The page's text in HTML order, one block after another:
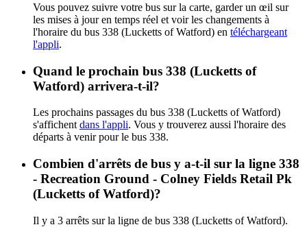
Vous pouvez suivre votre bus sur la carte, garder un œil sur
les mises à jour en temps réel et voir les changements à
l'horaire du bus 338 (Lucketts of Watford) en téléchargeant
l'appli.
Quand le prochain bus 338 (Lucketts of
Watford) arrivera-t-il?
Les prochains passages du bus 338 (Lucketts of Watford)
s'affichent dans l'appli. Vous y trouverez aussi l'horaire des
départs à venir pour le bus 338.
Combien d'arrêts de bus y a-t-il sur la ligne 338
- Recreation Ground - Colney Fields Retail Pk
(Lucketts of Watford)?
Il y a 3 arrêts sur la ligne de bus 338 (Lucketts of Watford).